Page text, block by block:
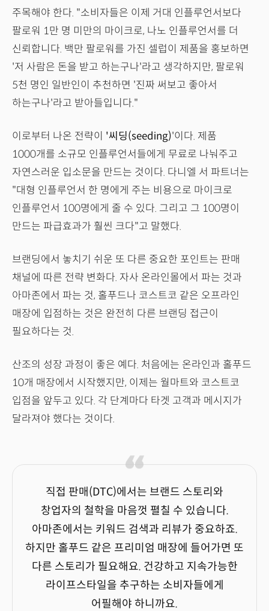
주목해야 한다. "소비자들은 이제 거대 인플루언서보다
팔로워 1만 명 미만의 마이크로, 나노 인플루언서를 더
신뢰합니다. 백만 팔로워를 가진 셀럽이 제품을 홍보하면
'저 사람은 돈을 받고 하는구나'라고 생각하지만, 팔로워
5천 명인 일반인이 추천하면 '진짜 써보고 좋아서
하는구나'라고 받아들입니다."
이로부터 나온 전략이 '씨딩(seeding)'이다. 제품
1000개를 소규모 인플루언서들에게 무료로 나눠주고
자연스러운 입소문을 만드는 것이다. 다니엘 서 파트너는
"대형 인플루언서 한 명에게 주는 비용으로 마이크로
인플루언서 100명에게 줄 수 있다. 그리고 그 100명이
만드는 파급효과가 훨씬 크다"고 말했다.
브랜딩에서 놓치기 쉬운 또 다른 중요한 포인트는 판매
채널에 따른 전략 변화다. 자사 온라인몰에서 파는 것과
아마존에서 파는 것, 홀푸드나 코스트코 같은 오프라인
매장에 입점하는 것은 완전히 다른 브랜딩 접근이
필요하다는 것.
산조의 성장 과정이 좋은 예다. 처음에는 온라인과 홀푸드
10개 매장에서 시작했지만, 이제는 월마트와 코스트코
입점을 앞두고 있다. 각 단계마다 타겟 고객과 메시지가
달라져야 했다는 것이다.
직접 판매(DTC)에서는 브랜드 스토리와
창업자의 철학을 마음껏 펼칠 수 있습니다.
아마존에서는 키워드 검색과 리뷰가 중요하죠.
하지만 홀푸드 같은 프리미엄 매장에 들어가면 또
다른 스토리가 필요해요. 건강하고 지속가능한
라이프스타일을 추구하는 소비자들에게
어필해야 하니까요.